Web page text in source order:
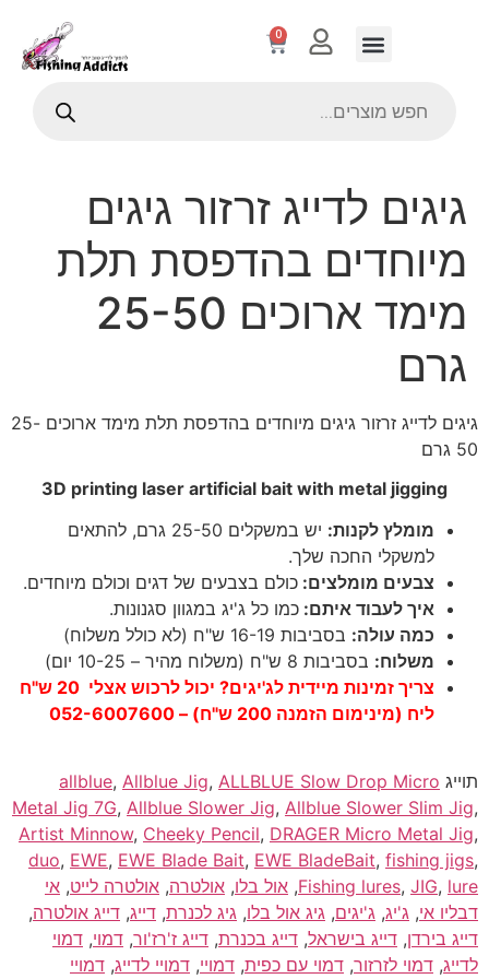
0
גיגים לדייג זרזור גיגים
מיוחדים בהדפסת תלת
מימד ארוכים 25-50
גרם
גיגים לדייג זרזור גיגים מיוחדים בהדפסת תלת מימד ארוכים 25-
50 גרם
3D printing laser artificial bait with metal jigging
מומלץ לקנות:
יש במשקלים 25-50 גרם, להתאים
למשקלי החכה שלך.
צבעים מומלצים: כולם בצבעים של דגים וכולם מיוחדים.
איך לעבוד איתם: כמו כל ג'יג במגוון סגנונות.
כמה עולה: בסביבות 16-19 ש"ח (לא כולל משלוח)
משלוח: בסביבות 8 ש"ח (משלוח מהיר – 10-25 יום)
צריך זמינות מיידית לג'יגים? יכול לרכוש אצלי 20 ש"ח
ליח (מינימום הזמנה 200 ש"ח) – 052-6007600
תוייג allblue, Allblue Jig, ALLBLUE Slow Drop Micro
Metal Jig 7G, Allblue Slower Jig, Allblue Slower Slim Jig,
Artist Minnow, Cheeky Pencil, DRAGER Micro Metal Jig,
duo, EWE, EWE Blade Bait, EWE BladeBait, fishing jigs,
Fishing lures, JIG, lure
, אול בלו, אולטרה, אולטרה לייט, אי
דבליו אי, ג'יג, ג'יגים, גיג אול בלו, גיג לכנרת, דייג, דייג אולטרה,
דייג בירדן, דייג בישראל, דייג בכנרת, דייג ז'רז'ור, דמוי, דמוי
לדייג, דמוי לזרזור, דמוי עם כפית, דמויי, דמויי לדייג, דמויי